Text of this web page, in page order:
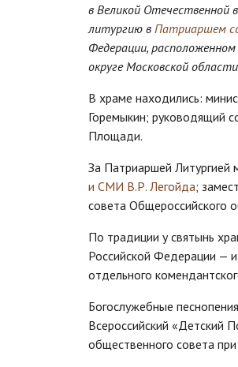
в Великой Отечественной
литургию в Патриаршем
Федерации,
округе Московской
В храме находились:
Горемыкин; руководящий
Площади.
За Патриаршей Литургией
и СМИ В.Р. Легойда;
совета Общероссийского
По традиции у святынь
Российской Федерации —
отдельного
Богослужебные
Всероссийский «Детский
общественного совета